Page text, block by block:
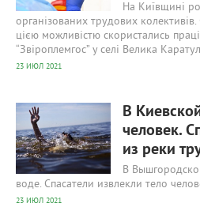
На Київщині
організованих трудових
цією можливістю скористались
“Звіроплемгос” у селі Велика
23 ИЮЛ 2021
В
человек.
из реки
В
воде. Спасатели извлекли тело
23 ИЮЛ 2021